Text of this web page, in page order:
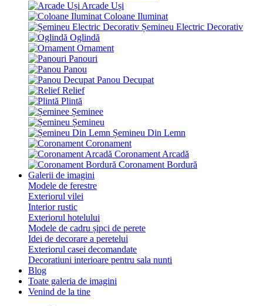
Arcade Uși
Coloane Iluminat
Șemineu Electric Decorativ
Oglindă
Ornament
Panouri
Panou
Panou Decupat
Relief
Plintă
Șeminee
Șemineu
Șemineu Din Lemn
Coronament
Coronament Arcadă
Coronament Bordură
Galerii de imagini
Modele de ferestre
Exteriorul vilei
Interior rustic
Exteriorul hotelului
Modele de cadru șipci de perete
Idei de decorare a peretelui
Exteriorul casei decomandate
Decoratiuni interioare pentru sala nunti
Blog
Toate galeria de imagini
Venind de la tine